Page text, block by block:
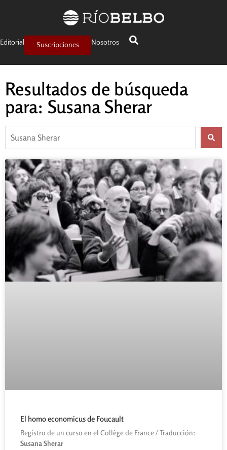
Editorial Suscripciones Nosotros
Resultados de búsqueda
para: Susana Sherar
El homo economicus de Foucault
Registro de un curso en el Collège de France / Traducción:
Susana Sherar